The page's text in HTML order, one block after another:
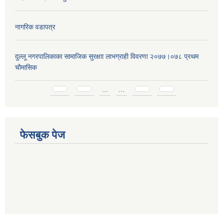
नागरिक वडापत्र
दुल्लू नगरपालिकाका सामाजिक सुरक्षाा लाभग्राही विवरणा २०७७।०७८ प्रथम
चाैमासिक
Pages
फेसबुक पेज